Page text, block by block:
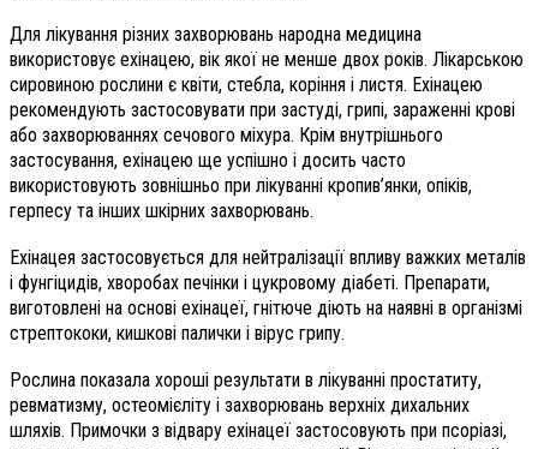
Для лікування різних захворювань народна медицина
використовує ехінацею, вік якої не менше двох років. Лікарською
сировиною рослини є квіти, стебла, коріння і листя. Ехінацею
рекомендують застосовувати при застуді, грипі, зараженні крові
або захворюваннях сечового міхура. Крім внутрішнього
застосування, ехінацею ще успішно і досить часто
використовують зовнішньо при лікуванні кропив’янки, опіків,
герпесу та інших шкірних захворювань.
Ехінацея застосовується для нейтралізації впливу важких металів
і фунгіцидів, хворобах печінки і цукровому діабеті. Препарати,
виготовлені на основі ехінацеї, гнітюче діють на наявні в організмі
стрептококи, кишкові палички і вірус грипу.
Рослина показала хороші результати в лікуванні простатиту,
ревматизму, остеомієліту і захворювань верхніх дихальних
шляхів. Примочки з відвару ехінацеї застосовують при псоріазі,